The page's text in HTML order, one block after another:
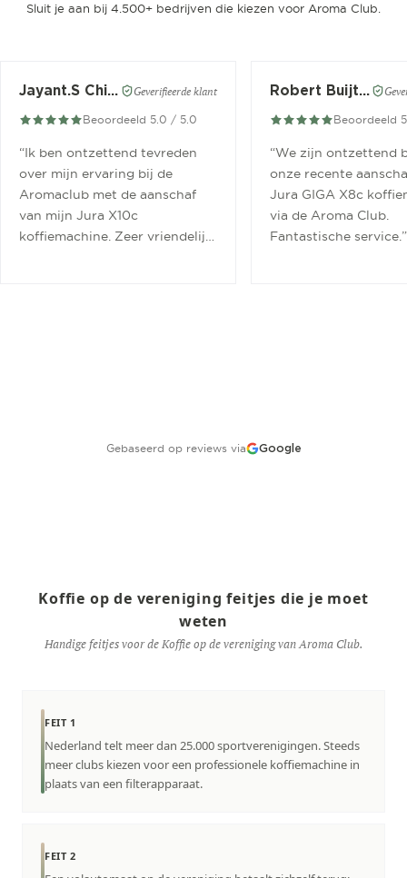
Sluit je aan bij 4.500+ bedrijven die kiezen voor Aroma Club.
Jayant.S Chitaroe Geverifieerde klant
Beoordeeld 5.0 / 5.0
“Ik ben ontzettend tevreden
over mijn ervaring bij de
Aromaclub met de aanschaf
van mijn Jura X10c
koffiemachine. Zeer vriendelijk
Robert Buijtendijk
Beoordeeld
“We zijn ontzettend
onze recente
Jura GIGA X8c
via de Aroma Club.
Fantastische service.”
Gebaseerd op reviews via Google
Koffie op de vereniging feitjes die je moet
weten
Handige feitjes voor de Koffie op de vereniging van Aroma Club.
FEIT 1
Nederland telt meer dan 25.000 sportverenigingen. Steeds
meer clubs kiezen voor een professionele koffiemachine in
plaats van een filterapparaat.
FEIT 2